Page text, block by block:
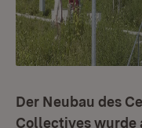
Der Neubau des
Collectives wurde